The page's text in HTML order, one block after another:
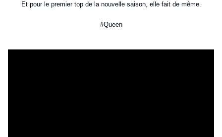
Et pour le premier top de la nouvelle saison, elle fait de même.
#Queen